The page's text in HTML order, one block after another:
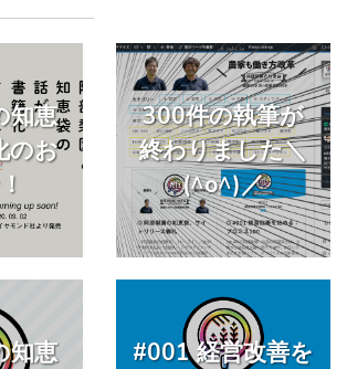
知恵
のお
300件の執筆が
終わりました＼
(^o^)／
知恵
#001 経営改善を